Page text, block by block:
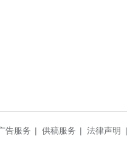
处理等多项功能。
键一环，为乡村振